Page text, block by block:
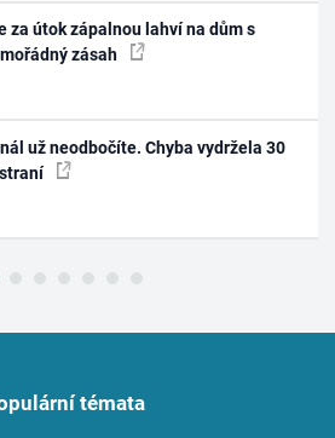
za útok zápalnou lahví na dům s
zásah
už neodbočíte. Chyba vydržela 30
témata